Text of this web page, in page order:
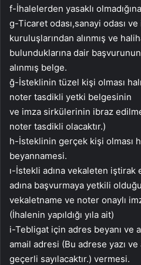
f-İhalelerden yasaklı
g-Ticaret odası,sanayi odası
kuruluşlarından alınmış ve
bulunduklarına dair başvurunun
alınmış belge.
ğ-İsteklinin tüzel kişi olması
noter tasdikli yetki belgesinin
ve imza sirkülerinin ibraz
noter tasdikli olacaktır.)
h-İsteklinin gerçek kişi olması
beyannamesi.
ı-İstekli adına vekaleten
adına başvurmaya yetkili
vekaletname ve noter onaylı
(İhalenin yapıldığı yıla ait)
i-Tebligat için adres beyanı ve
amail adresi (Bu adrese yazı
geçerli sayılacaktır.) vermesi.